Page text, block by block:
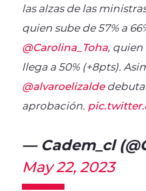
las alzas de las
quien sube de 57% a
@Carolina_Toha,
llega a 50% (+8pts).
@alvaroelizaldedebuta
aprobación.
— Cadem_cl
May 22, 2023